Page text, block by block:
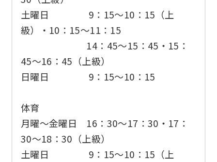
土曜日 9：15〜10：15（上
級）・10：15〜11：15
14：45〜15：45・15：
45〜16：45（上級）
日曜日 9：15～10：15
体育
月曜〜金曜日 16：30〜17：30・17：
30〜18：30（上級）
土曜日 9：15〜10：15（上
version
of
this
will
mechanically,
it